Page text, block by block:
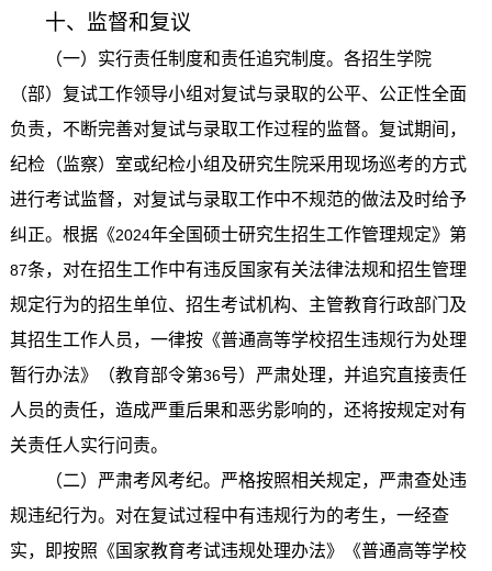
十、监督和复议
（一）实行责任制度和责任追究制度。各招生学院
（部）复试工作领导小组对复试与录取的公平、公正性全面
负责，不断完善对复试与录取工作过程的监督。复试期间，
纪检（监察）室或纪检小组及研究生院采用现场巡考的方式
进行考试监督，对复试与录取工作中不规范的做法及时给予
纠正。根据《2024年全国硕士研究生招生工作管理规定》第
87条，对在招生工作中有违反国家有关法律法规和招生管理
规定行为的招生单位、招生考试机构、主管教育行政部门及
其招生工作人员，一律按《普通高等学校招生违规行为处理
暂行办法》（教育部令第36号）严肃处理，并追究直接责任
人员的责任，造成严重后果和恶劣影响的，还将按规定对有
关责任人实行问责。
（二）严肃考风考纪。严格按照相关规定，严肃查处违
规违纪行为。对在复试过程中有违规行为的考生，一经查
实，即按照《国家教育考试违规处理办法》《普通高等学校